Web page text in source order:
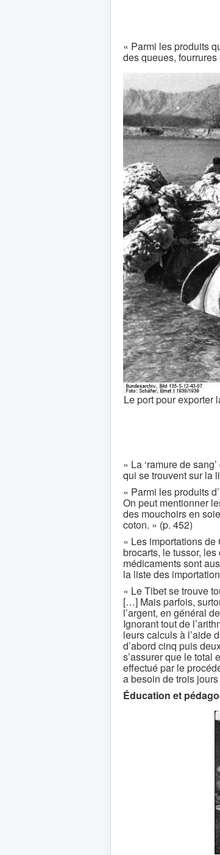
« Parmi les produits
des queues,
Le port pour exporter
« La ‘ramure de
qui se trouvent sur la
« Parmi les produits
On peut mentionner
des mouchoirs en
coton. » (p. 452)
« Les importations
brocarts, le tussor,
médicaments sont
la liste des
« Le Tibet se trouve
[…] Mais parfois,
l’argent, en général
Ignorant tout de
leurs calculs à l’aide
d’abord cinq puis
s’assurer que le total
effectué par le
a besoin de trois
Éducation et